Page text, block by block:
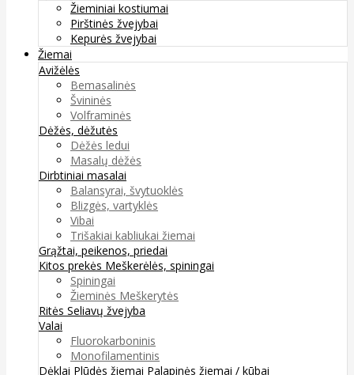
Žieminiai kostiumai
Pirštinės žvejybai
Kepurės žvejybai
Žiemai
Avižėlės
Bemasalinės
Švininės
Volframinės
Dėžės, dėžutės
Dėžės ledui
Masalų dėžės
Dirbtiniai masalai
Balansyrai, švytuoklės
Blizgės, vartyklės
Vibai
Trišakiai kabliukai žiemai
Grąžtai, peikenos, priedai
Kitos prekės Meškerėlės, spiningai
Spiningai
Žieminės Meškerytės
Ritės Seliavų žvejyba
Valai
Fluorokarboninis
Monofilamentinis
Dėklai Plūdės žiemai Palapinės žiemai / kūbai